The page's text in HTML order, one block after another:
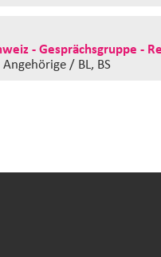
- Gesprächsgruppe -
/ BL, BS